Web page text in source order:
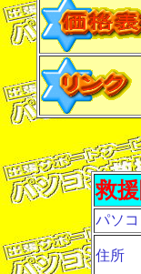
救
パソ
住所